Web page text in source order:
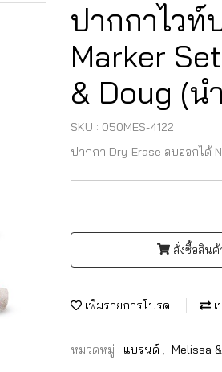
ปากกาไวท์
Marker
& Doug (น
SKU : 050MES-4122
ปากกา Dry-Erase ลบออกได้
สั่งซื้อสินค้
เพิ่มรายการโปรด
หมวดหมู่ : แบรนด์ Melissa